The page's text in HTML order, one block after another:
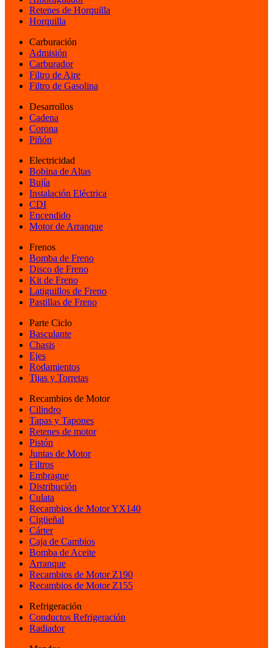
Retenes de Horquilla
Horquilla
Carburación
Admisión
Carburador
Filtro de Aire
Filtro de Gasolina
Desarrollos
Cadena
Corona
Piñón
Electricidad
Bobina de Altas
Bujía
Instalación Eléctrica
CDI
Encendido
Motor de Arranque
Frenos
Bomba de Freno
Disco de Freno
Kit de Freno
Latiguillos de Freno
Pastillas de Freno
Parte Ciclo
Basculante
Chasis
Ejes
Rodamientos
Tijas y Torretas
Recambios de Motor
Cilindro
Tapas y Tapones
Retenes de motor
Pistón
Juntas de Motor
Filtros
Embrague
Distribución
Culata
Recambios de Motor YX140
Cigüeñal
Cárter
Caja de Cambios
Bomba de Aceite
Arranque
Recambios de Motor Z190
Recambios de Motor Z155
Refrigeración
Conductos Refrigeración
Radiador